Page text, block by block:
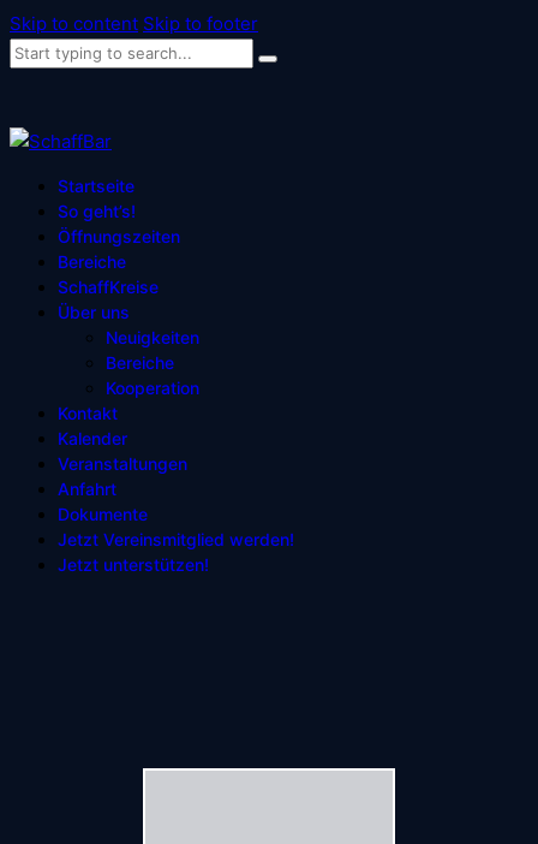
Skip to content Skip to footer
Startseite
So geht’s!
Öffnungszeiten
Bereiche
SchaffKreise
Über uns
Neuigkeiten
Bereiche
Kooperation
Kontakt
Kalender
Veranstaltungen
Anfahrt
Dokumente
Jetzt Vereinsmitglied werden!
Jetzt unterstützen!